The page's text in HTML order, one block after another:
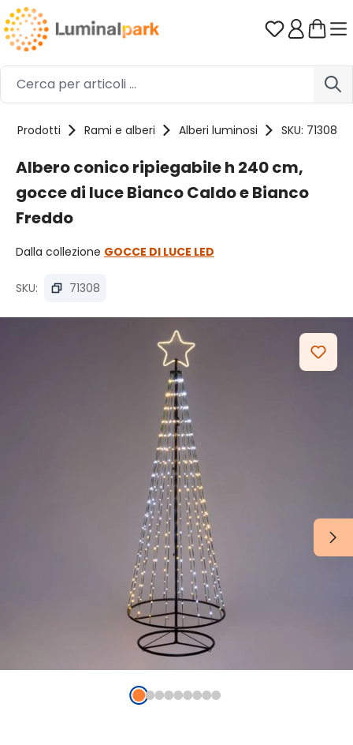
Passa al contenuto principale Hai 0
Prodotti Rami e alberi Alberi luminosi SKU: 71308
Albero conico ripiegabile h 240 cm,
gocce di luce Bianco Caldo e Bianco
Freddo
Dalla collezione GOCCE DI LUCE LED
SKU: 71308